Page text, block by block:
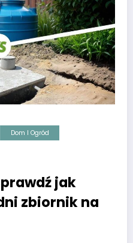
Dom I Ogród
jak
zbiornik na